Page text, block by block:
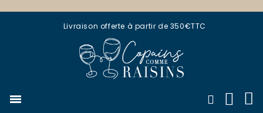
Livraison offerte à partir de 350€TTC